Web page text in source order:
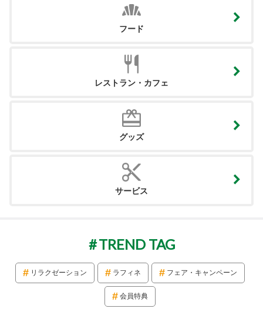
フード
レストラン・カフェ
グッズ
サービス
TREND TAG
リラクゼーション ラフィネ フェア・キャンペーン
会員特典